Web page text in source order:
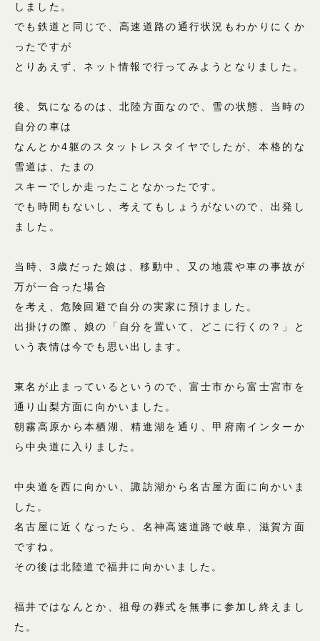
しました。
でも鉄道と同じで、高速道路の通行状況もわかりにくか
ったですが
とりあえず、ネット情報で行ってみようとなりました。
後、気になるのは、北陸方面なので、雪の状態、当時の
自分の車は
なんとか4躯のスタットレスタイヤでしたが、本格的な
雪道は、たまの
スキーでしか走ったことなかったです。
でも時間もないし、考えてもしょうがないので、出発し
ました。
当時、3歳だった娘は、移動中、又の地震や車の事故が
万が一合った場合
を考え、危険回避で自分の実家に預けました。
出掛けの際、娘の「自分を置いて、どこに行くの？」と
いう表情は今でも思い出します。
東名が止まっているというので、富士市から富士宮市を
通り山梨方面に向かいました。
朝霧高原から本栖湖、精進湖を通り、甲府南インターか
ら中央道に入りました。
中央道を西に向かい、諏訪湖から名古屋方面に向かいま
した。
名古屋に近くなったら、名神高速道路で岐阜、滋賀方面
ですね。
その後は北陸道で福井に向かいました。
福井ではなんとか、祖母の葬式を無事に参加し終えまし
た。